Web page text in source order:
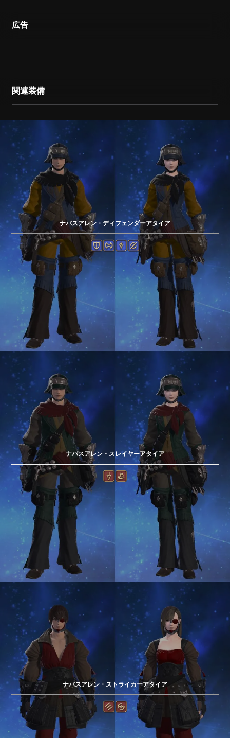
広告
関連装備
ナバスアレン・ディフェンダーアタイア
ナバスアレン・スレイヤーアタイア
ナバスアレン・ストライカーアタイア